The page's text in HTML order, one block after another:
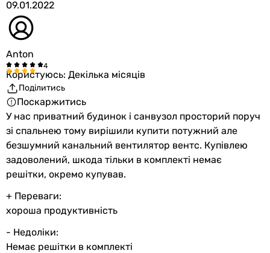
09.01.2022
Anton
Користуюсь: Декілька місяців
Поділитись
Поскаржитись
У нас приватний будинок і санвузол просторий поруч
зі спальнею тому вирішили купити потужний але
безшумний канальний вентилятор вентс. Купівлею
задоволений, шкода тільки в комплекті немає
решітки, окремо купував.
+ Переваги:
хороша продуктивність
- Недоліки:
Немає решітки в комплекті